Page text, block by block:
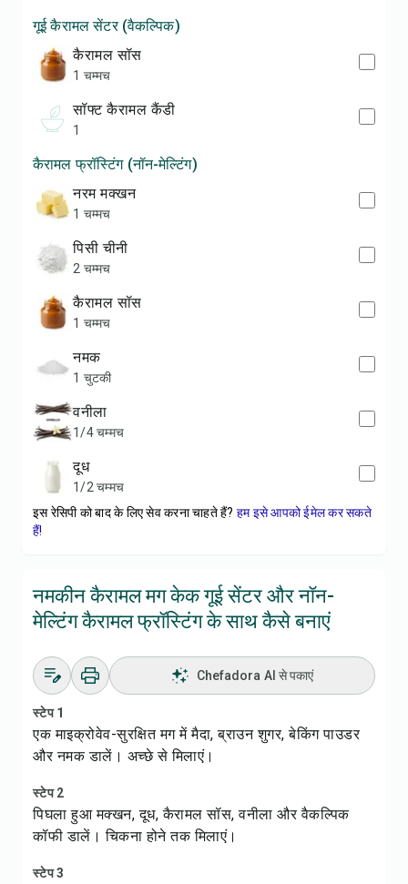
गूई कैरामल सेंटर (वैकल्पिक)
कैरामल सॉस
1 चम्मच
सॉफ्ट कैरामल कैंडी
1
कैरामल फ्रॉस्टिंग (नॉन-मेल्टिंग)
नरम मक्खन
1 चम्मच
पिसी चीनी
2 चम्मच
कैरामल सॉस
1 चम्मच
नमक
1 चुटकी
वनीला
1/4 चम्मच
दूध
1/2 चम्मच
इस रेसिपी को बाद के लिए सेव करना चाहते हैं? हम इसे आपको ईमेल कर सकते
हैं!
नमकीन कैरामल मग केक गूई सेंटर और नॉन-
मेल्टिंग कैरामल फ्रॉस्टिंग के साथ कैसे बनाएं
Chefadora AI से पकाएं
स्टेप 1
एक माइक्रोवेव-सुरक्षित मग में मैदा, ब्राउन शुगर, बेकिंग पाउडर
और नमक डालें। अच्छे से मिलाएं।
स्टेप 2
पिघला हुआ मक्खन, दूध, कैरामल सॉस, वनीला और वैकल्पिक
कॉफी डालें। चिकना होने तक मिलाएं।
स्टेप 3